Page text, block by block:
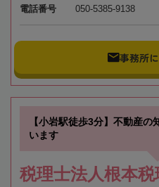
電話番号 050-5385-9138
事務所
【小岩駅徒歩3分】不動産
います
税理士法人根本